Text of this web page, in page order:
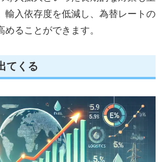
輸入依存度を低減し、為替レートの
ることができます。
てくる